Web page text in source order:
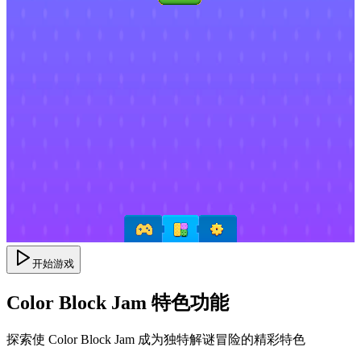
开始游戏
Color Block Jam 特色功能
探索使 Color Block Jam 成为独特解谜冒险的精彩特色